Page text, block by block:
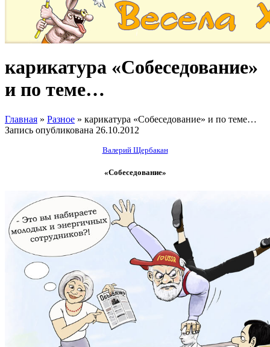
карикатура «Собеседование»
и по теме…
Главная » Разное » карикатура «Собеседование» и по теме…
Запись опубликована 26.10.2012
Валерий Щербакан
«Собеседование»